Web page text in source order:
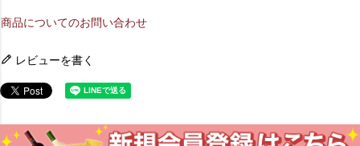
商品についてのお問い合わせ
レビューを書く